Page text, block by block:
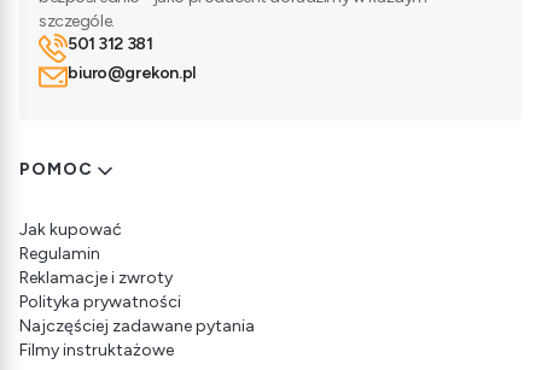
szczególe.
501 312 381
biuro@grekon.pl
Linki w stopce
POMOC
Jak kupować
Regulamin
Reklamacje i zwroty
Polityka prywatności
Najczęściej zadawane pytania
Filmy instruktażowe